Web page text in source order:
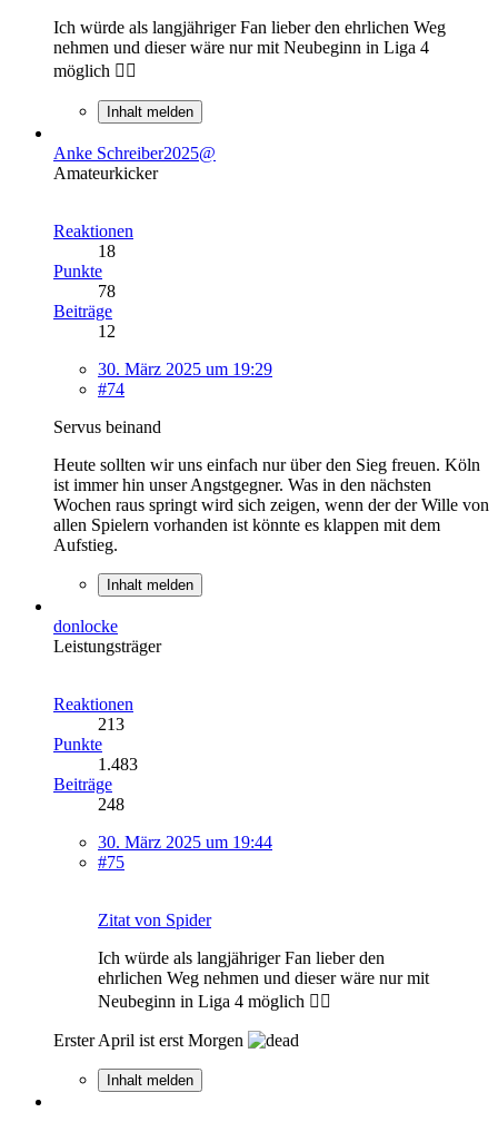
Ich würde als langjähriger Fan lieber den ehrlichen Weg
nehmen und dieser wäre nur mit Neubeginn in Liga 4
möglich ✌🏻
Inhalt melden
Anke Schreiber2025@
Amateurkicker
Reaktionen
18
Punkte
78
Beiträge
12
30. März 2025 um 19:29
#74
Servus beinand
Heute sollten wir uns einfach nur über den Sieg freuen. Köln
ist immer hin unser Angstgegner. Was in den nächsten
Wochen raus springt wird sich zeigen, wenn der der Wille von
allen Spielern vorhanden ist könnte es klappen mit dem
Aufstieg.
Inhalt melden
donlocke
Leistungsträger
Reaktionen
213
Punkte
1.483
Beiträge
248
30. März 2025 um 19:44
#75
Zitat von Spider
Ich würde als langjähriger Fan lieber den
ehrlichen Weg nehmen und dieser wäre nur mit
Neubeginn in Liga 4 möglich ✌🏻
Erster April ist erst Morgen
Inhalt melden